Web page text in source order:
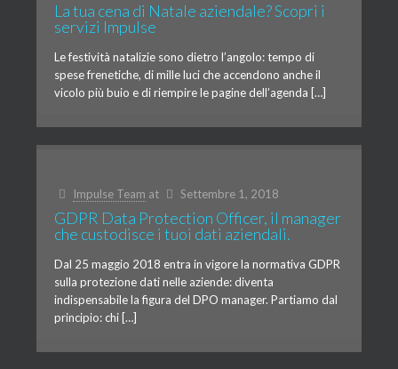
La tua cena di Natale aziendale? Scopri i
servizi Impulse
Le festività natalizie sono dietro l’angolo: tempo di
spese frenetiche, di mille luci che accendono anche il
vicolo più buio e di riempire le pagine dell’agenda […]
Impulse Team at Settembre 1, 2018
GDPR Data Protection Officer, il manager
che custodisce i tuoi dati aziendali.
Dal 25 maggio 2018 entra in vigore la normativa GDPR
sulla protezione dati nelle aziende: diventa
indispensabile la figura del DPO manager. Partiamo dal
principio: chi […]